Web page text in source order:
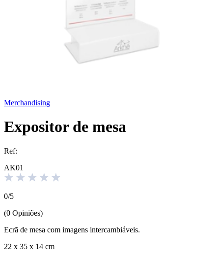
Merchandising
Expositor de mesa
Ref:
AK01
0/5
(0 Opiniões)
Ecrã de mesa com imagens intercambiáveis.
22 x 35 x 14 cm